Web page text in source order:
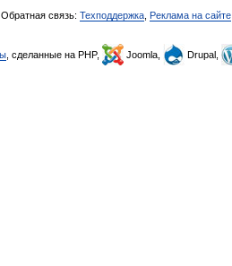
Обратная связь: Техподдержка Реклама на сайте
, сделанные на PHP, Joomla, Drupal,